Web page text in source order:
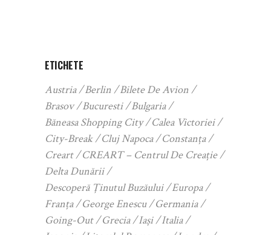
ETICHETE
Austria Berlin
Bilete De Avion
Brasov
Bucuresti
Bulgaria
Băneasa Shopping City
Calea Victoriei
City-Break
Cluj Napoca
Constanța
Creart
CREART – Centrul De Creație
Delta Dunării
Descoperă Ținutul Buzăului
Europa
Franța
George Enescu
Germania
Going-Out
Grecia Iași
Italia